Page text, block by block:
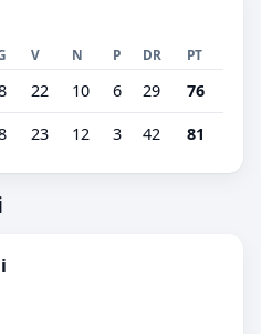
V N P DR PT
22 10 6 29 76
23 12 3 42 81